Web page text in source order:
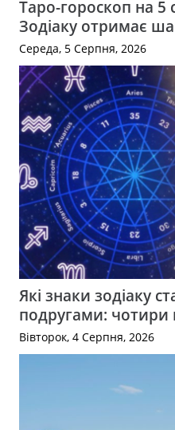
Таро-гороскоп на 5
Зодіаку отримає
Середа, 5 Серпня, 2026
Які знаки зодіаку
подругами: чотири
Вівторок, 4 Серпня, 2026